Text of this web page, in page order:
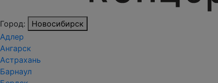
Город:
Новосибирск
Адлер
Ангарск
Астрахань
Барнаул